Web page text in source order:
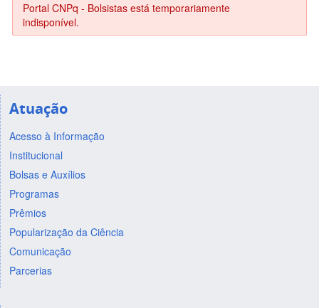
Portal CNPq - Bolsistas está temporariamente
indisponível.
Atuação
Acesso à Informação
Institucional
Bolsas e Auxílios
Programas
Prêmios
Popularização da Ciência
Comunicação
Parcerias